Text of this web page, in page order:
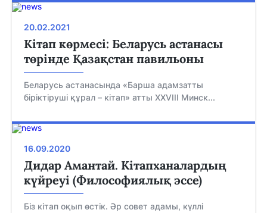
20.02.2021
Кітап көрмесі: Беларусь астанасы
төрінде Қазақстан павильоны
Беларусь астанасында «Барша адамзатты
біріктіруші құрал – кітап» атты ХXVІІІ Минск...
16.09.2020
Дидар Амантай. Кітапханалардың
күйреуі (Философиялық эссе)
Біз кітап оқып өстік. Әр совет адамы, күллі